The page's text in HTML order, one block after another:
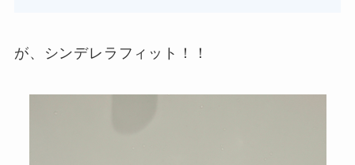
が、シンデレラフィット！！